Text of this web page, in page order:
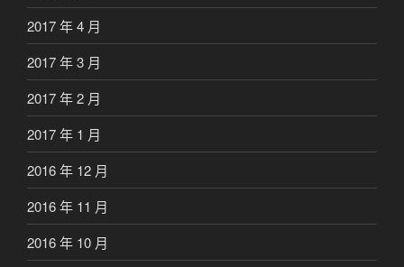
2017 年 4 月
2017 年 3 月
2017 年 2 月
2017 年 1 月
2016 年 12 月
2016 年 11 月
2016 年 10 月